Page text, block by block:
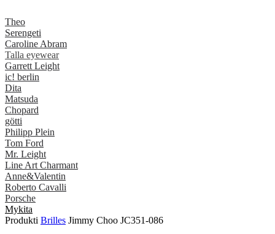
Theo
Serengeti
Caroline Abram
Talla eyewear
Garrett Leight
ic! berlin
Dita
Matsuda
Chopard
götti
Philipp Plein
Tom Ford
Mr. Leight
Line Art Charmant
Anne&Valentin
Roberto Cavalli
Porsche
Mykita
Produkti Brilles Jimmy Choo JC351-086